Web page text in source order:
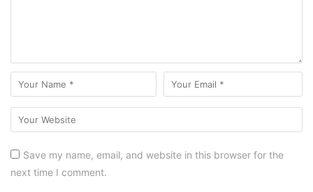
Save my name, email, and website in this browser for the
next time I comment.